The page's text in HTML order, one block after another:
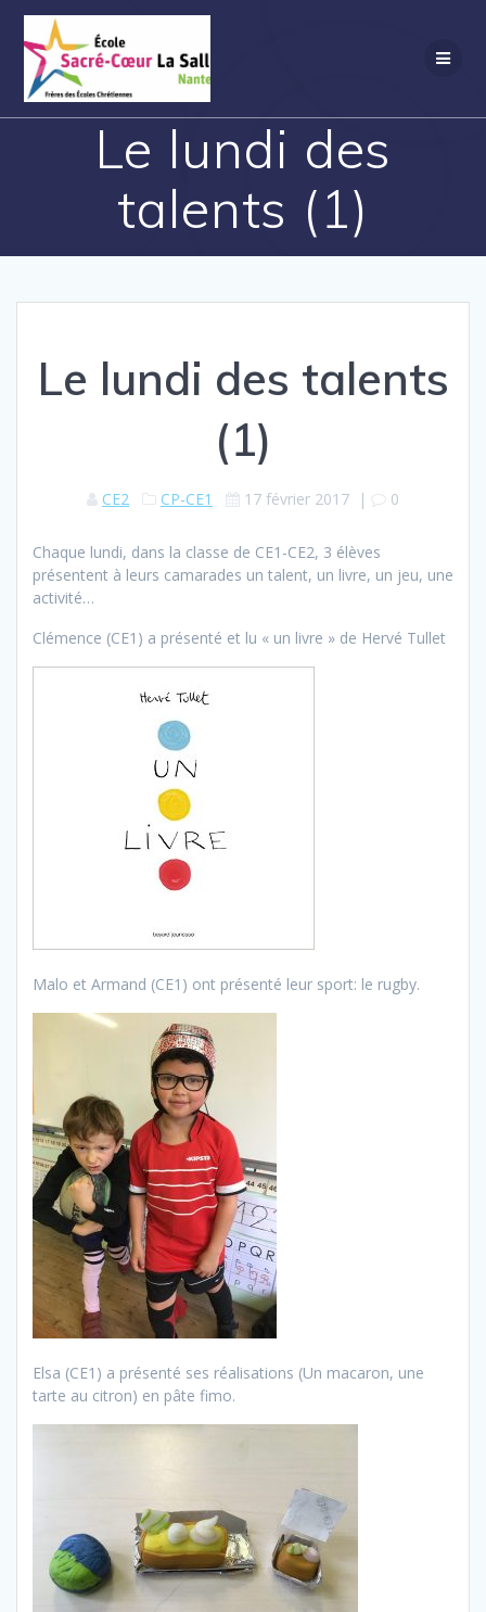
Le lundi des
talents (1)
Le lundi des talents
(1)
CE2 CP-CE1 17 février 2017 | 0
Chaque lundi, dans la classe de CE1-CE2, 3 élèves
présentent à leurs camarades un talent, un livre, un jeu, une
activité…
Clémence (CE1) a présenté et lu « un livre » de Hervé Tullet
Malo et Armand (CE1) ont présenté leur sport: le rugby.
Elsa (CE1) a présenté ses réalisations (Un macaron, une
tarte au citron) en pâte fimo.